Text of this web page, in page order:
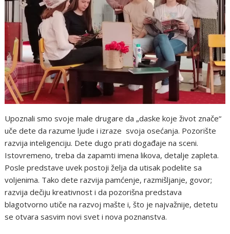
Upoznali smo svoje male drugare da „daske koje život znače“
uče dete da razume ljude i izraze svoja osećanja. Pozorište
razvija inteligenciju. Dete dugo prati događaje na sceni.
Istovremeno, treba da zapamti imena likova, detalje zapleta.
Posle predstave uvek postoji želja da utisak podelite sa
voljenima. Tako dete razvija pamćenje, razmišljanje, govor;
razvija dečiju kreativnost i da pozorišna predstava
blagotvorno utiče na razvoj mašte i, što je najvažnije, detetu
se otvara sasvim novi svet i nova poznanstva.